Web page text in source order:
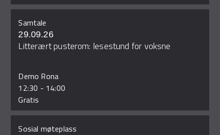
Samtale
29.09.26
Litterært pusterom: lesestund for voksne
Demo Rona
12:30 - 14:00
Gratis
Sosial møteplass